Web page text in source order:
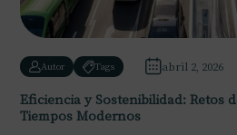
Autor Tags abril 2, 2026
Eficiencia y Sostenibilidad: Retos
Tiempos Modernos